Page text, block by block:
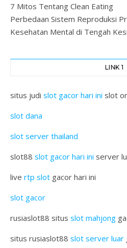
7 Mitos Tentang Clean Eating
Perbedaan Sistem Reproduksi
Kesehatan Mental di Tengah
LINK 1
situs judi slot gacor hari ini slot
slot dana
slot server thailand
slot88 slot gacor hari ini server
live rtp slot gacor hari ini
slot gacor
rusiaslot88 situs slot mahjong
situs rusiaslot88 slot server luar